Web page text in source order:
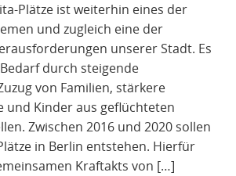
Plätze ist weiterhin eines der
und zugleich eine der
unserer Stadt. Es
durch steigende
von Familien, stärkere
und Kinder aus geflüchteten
Zwischen 2016 und 2020 sollen
in Berlin entstehen. Hierfür
Kraftakts von […]